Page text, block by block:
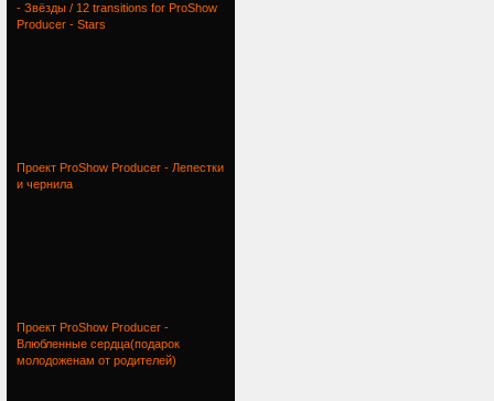
- Звёзды / 12 transitions for ProShow
Producer - Stars
Проект ProShow Producer - Лепестки
и чернила
Проект ProShow Producer -
Влюбленные сердца(подарок
молодоженам от родителей)